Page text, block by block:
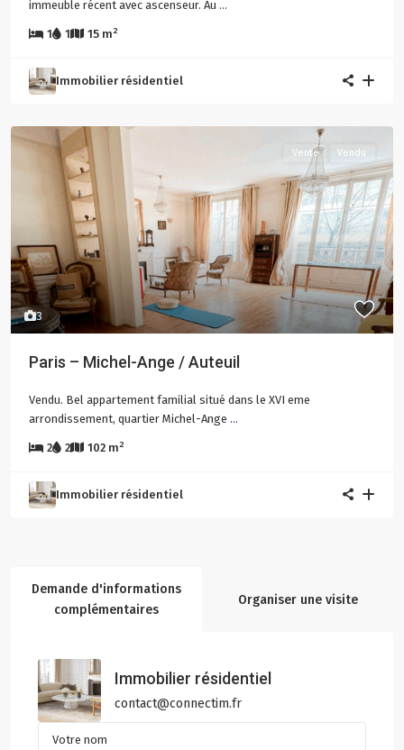
immeuble récent avec ascenseur. Au ...
1 1 15 m2
Immobilier résidentiel
3
Vente Vendu
Paris – Michel-Ange / Auteuil
Vendu. Bel appartement familial situé dans le XVI eme
arrondissement, quartier Michel-Ange ...
2 2 102 m2
Immobilier résidentiel
Demande d'informations
complémentaires
Organiser une visite
Immobilier résidentiel
contact@connectim.fr